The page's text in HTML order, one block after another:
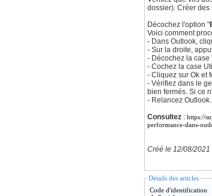
dossier). Créer
Décochez l'option "
Voici comment
- Dans Outlook,
- Sur la droite,
- Décochez la
- Cochez la case
- Cliquez sur Ok et
- Vérifiez dans le
bien fermés. Si ce
- Relancez Outlook.
Consultez : https://
performance-dans-
Créé le 12/08/2021
Détails des articles
Code d'identification